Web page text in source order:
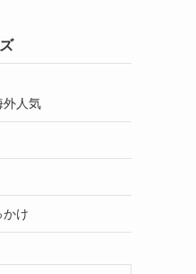
外人気
かけ